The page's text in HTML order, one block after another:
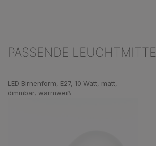
PASSENDE
LED Birnenform, E27, 10 Watt, matt,
dimmbar, warmweiß